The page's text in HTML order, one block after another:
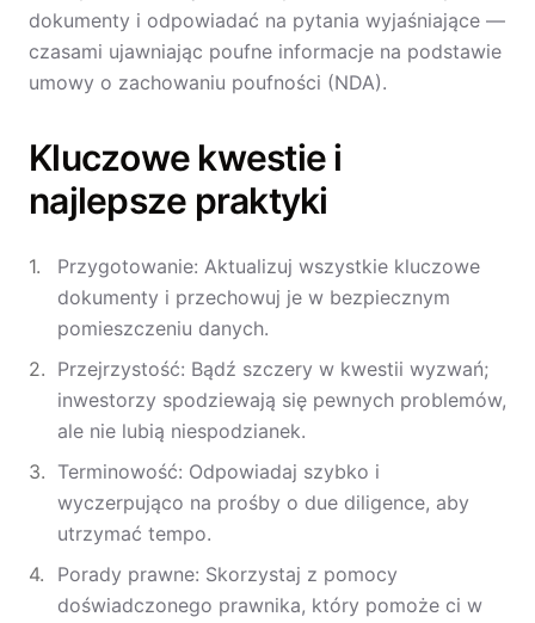
dokumenty i odpowiadać na pytania wyjaśniające —
czasami ujawniając poufne informacje na podstawie
umowy o zachowaniu poufności (NDA).
Kluczowe kwestie i
najlepsze praktyki
Przygotowanie: Aktualizuj wszystkie kluczowe
dokumenty i przechowuj je w bezpiecznym
pomieszczeniu danych.
Przejrzystość: Bądź szczery w kwestii wyzwań;
inwestorzy spodziewają się pewnych problemów,
ale nie lubią niespodzianek.
Terminowość: Odpowiadaj szybko i
wyczerpująco na prośby o due diligence, aby
utrzymać tempo.
Porady prawne: Skorzystaj z pomocy
doświadczonego prawnika, który pomoże ci w